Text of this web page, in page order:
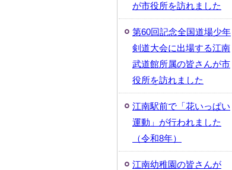
が市役所を訪れました
第60回記念全国道場少年
剣道大会に出場する江南
武道館所属の皆さんが市
役所を訪れました
江南駅前で「花いっぱい
運動」が行われました
（令和8年）
江南幼稚園の皆さんが